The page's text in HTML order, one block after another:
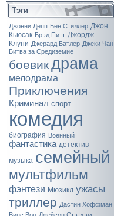
Тэги
Джонни Депп Бен Стиллер Джон
Кьюсак Брэд Питт Джордж
Клуни Джерард Батлер Джеки Чан
Битва за Средиземие
боевикдрама
мелодрама
Приключения
Криминал спорт
комедия
биография Военный
фантастика детектив
музыка семейный
мультфильм
фэнтези Мюзикл ужасы
триллер Дастин Хоффман